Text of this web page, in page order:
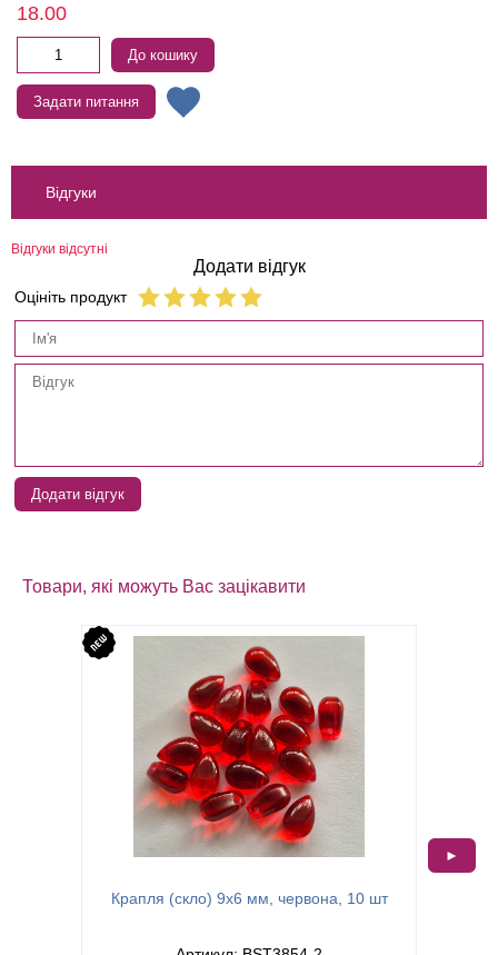
18.00
До кошику
Задати питання
Відгуки
Відгуки відсутні
Додати відгук
Оцініть продукт
Додати відгук
Товари, які можуть Вас зацікавити
Крапля (скло) 9х6 мм, червона, 10 шт
►